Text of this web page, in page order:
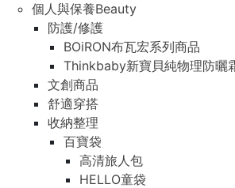
個人與保養Beauty
防護/修護
BOiRON布瓦宏系列商品
Thinkbaby新寶貝純物理防曬
文創商品
舒適穿搭
收納整理
百寶袋
高清旅人包
HELLO童袋